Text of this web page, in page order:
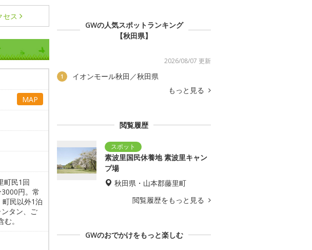
セス
MAP
町民1回
円。常
民以外1泊
タン、ご
。
GWの人気スポットランキング
【秋田県】
2026/08/07 更新
1
イオンモール秋田／秋田県
もっと見る
閲覧履歴
素波里国民休養地 素波里キャン
プ場
秋田県・山本郡藤里町
閲覧履歴をもっと見る
GWのおでかけをもっと楽しむ